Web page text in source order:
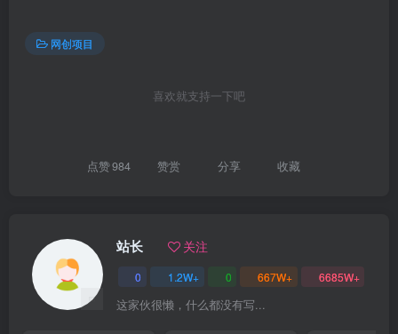
网创项目
喜欢就支持一下吧
点赞984 赞赏 分享 收藏
站长 关注
0 1.2W+ 0 667W+ 6685W+
这家伙很懒，什么都没有写...